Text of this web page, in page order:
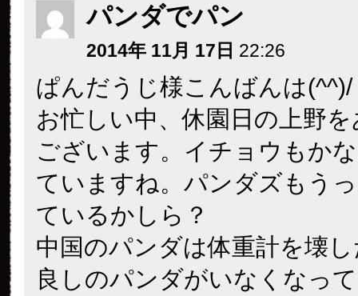
パンダでパン
2014年 11月 17日 22:26
ぱんだうじ様こんばんは(^^)/
お忙しい中、休園日の上野
ございます。イチョウもか
ていますね。パンダズもう
ているかしら？
中国のパンダは体重計を壊
良しのパンダがいなくなっ